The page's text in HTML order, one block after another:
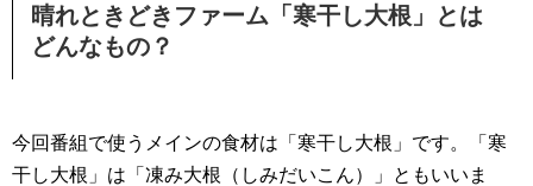
晴れときどきファーム「寒干し大根」とは
どんなもの？
今回番組で使うメインの食材は「寒干し大根」です。「寒
干し大根」は「凍み大根（しみだいこん）」ともいいま